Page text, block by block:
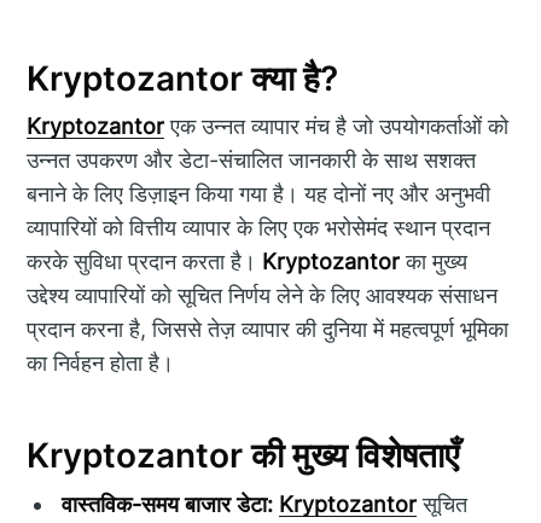
Kryptozantor क्या है?
Kryptozantorएक उन्नत व्यापार मंच है जो उपयोगकर्ताओं को
उन्नत उपकरण और डेटा-संचालित जानकारी के साथ सशक्त
बनाने के लिए डिज़ाइन किया गया है। यह दोनों नए और अनुभवी
व्यापारियों को वित्तीय व्यापार के लिए एक भरोसेमंद स्थान प्रदान
करके सुविधा प्रदान करता है। Kryptozantorका मुख्य
उद्देश्य व्यापारियों को सूचित निर्णय लेने के लिए आवश्यक संसाधन
प्रदान करना है, जिससे तेज़ व्यापार की दुनिया में महत्वपूर्ण भूमिका
का निर्वहन होता है।
Kryptozantor की मुख्य विशेषताएँ
वास्तविक-समय बाजार डेटा: Kryptozantorसूचित